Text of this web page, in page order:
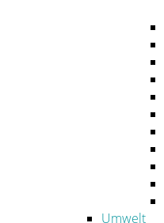
Umwelt